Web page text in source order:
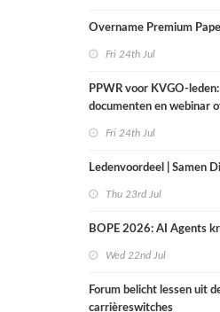
Overname Premium
Fri 24th Jul
PPWR voor KVGO-
documenten en webinar
Fri 24th Jul
Ledenvoordeel | Samen
Thu 23rd Jul
BOPE 2026: AI Agents
Wed 22nd Jul
Forum belicht lessen uit
carrièreswitches